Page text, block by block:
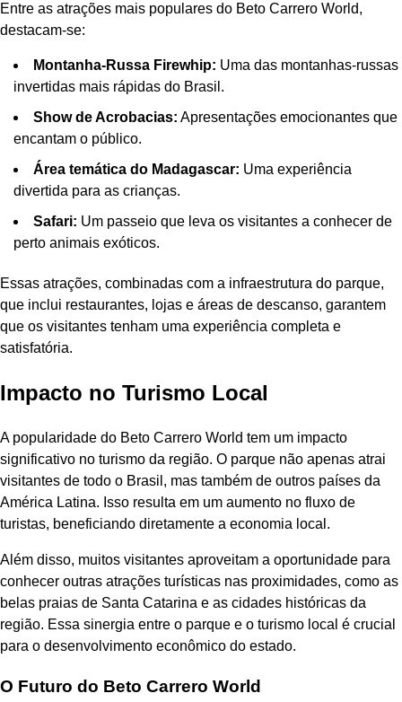
Entre as atrações mais populares do Beto Carrero World,
destacam-se:
Montanha-Russa Firewhip: Uma das montanhas-russas
invertidas mais rápidas do Brasil.
Show de Acrobacias: Apresentações emocionantes que
encantam o público.
Área temática do Madagascar: Uma experiência
divertida para as crianças.
Safari: Um passeio que leva os visitantes a conhecer de
perto animais exóticos.
Essas atrações, combinadas com a infraestrutura do parque,
que inclui restaurantes, lojas e áreas de descanso, garantem
que os visitantes tenham uma experiência completa e
satisfatória.
Impacto no Turismo Local
A popularidade do Beto Carrero World tem um impacto
significativo no turismo da região. O parque não apenas atrai
visitantes de todo o Brasil, mas também de outros países da
América Latina. Isso resulta em um aumento no fluxo de
turistas, beneficiando diretamente a economia local.
Além disso, muitos visitantes aproveitam a oportunidade para
conhecer outras atrações turísticas nas proximidades, como as
belas praias de Santa Catarina e as cidades históricas da
região. Essa sinergia entre o parque e o turismo local é crucial
para o desenvolvimento econômico do estado.
O Futuro do Beto Carrero World